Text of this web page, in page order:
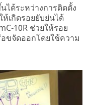
ได้ระหว่างการติดตั้ง
เกิดรอยยับย่นได้
10R ช่วยให้รอย
ขจัดออกโดยใช้ความ